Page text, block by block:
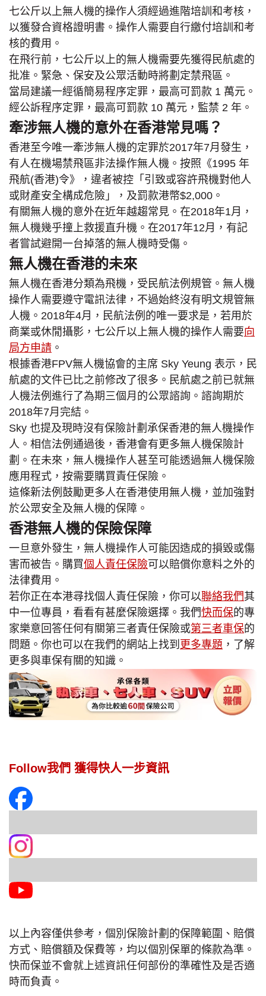
七公斤以上無人機的操作人須經過進階培訓和考核，
以獲發合資格證明書。操作人需要自行繳付培訓和考
核的費用。
在飛行前，七公斤以上的無人機需要先獲得民航處的
批准。緊急、保安及公眾活動時將劃定禁飛區。
當局建議一經循簡易程序定罪，最高可罰款 1 萬元。
經公訴程序定罪，最高可罰款 10 萬元，監禁 2 年。
牽涉無人機的意外在香港常見嗎？
香港至今唯一牽涉無人機的定罪於2017年7月發生，
有人在機場禁飛區非法操作無人機。按照《1995 年
飛航(香港)令》，違者被控「引致或容許飛機對他人
或財產安全構成危險」，及罰款港幣$2,000。
有關無人機的意外在近年越趨常見。在2018年1月，
無人機幾乎撞上救援直升機。在2017年12月，有記
者嘗試避開一台掉落的無人機時受傷。
無人機在香港的未來
無人機在香港分類為飛機，受民航法例規管。無人機
操作人需要遵守電訊法律，不過始終沒有明文規管無
人機。2018年4月，民航法例的唯一要求是，若用於
商業或休閒攝影，七公斤以上無人機的操作人需要向
局方申請 。
根據香港FPV無人機協會的主席 Sky Yeung 表示，民
航處的文件已比之前修改了很多。民航處之前已就無
人機法例進行了為期三個月的公眾諮詢。諮詢期於
2018年7月完結。
Sky 也提及現時沒有保險計劃承保香港的無人機操作
人。相信法例通過後，香港會有更多無人機保險計
劃。在未來，無人機操作人甚至可能透過無人機保險
應用程式，按需要購買責任保險。
這條新法例鼓勵更多人在香港使用無人機，並加強對
於公眾安全及無人機的保障。
香港無人機的保險保障
一旦意外發生，無人機操作人可能因造成的損毀或傷
害而被告。購買個人責任保險可以賠償你意料之外的
法律費用。
若你正在本港尋找個人責任保險，你可以聯絡我們其
中一位專員，看看有甚麼保險選擇。我們快而保的專
家樂意回答任何有關第三者責任保險或第三者車保的
問題。你也可以在我們的網站上找到 更多專題 ，了解
更多與車保有關的知識。
Follow我們 獲得快人一步資訊
以上內容僅供參考，個別保險計劃的保障範圍、賠償
方式、賠償額及保費等，均以個別保單的條款為準。
快而保並不會就上述資訊任何部份的準確性及是否適
時而負責。